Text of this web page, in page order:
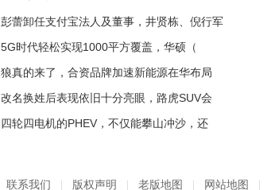
彭蕾卸任支付宝法人及董事，井贤栋、倪行军
5G时代轻松实现1000平方覆盖，华硕（
狼真的来了，合资品牌加速新能源在华布局
改名换姓后表现依旧十分亮眼，路虎SUV会
四轮四电机的PHEV，不仅能攀山冲沙，还
联系我们 版权声明 老版地图 网站地图